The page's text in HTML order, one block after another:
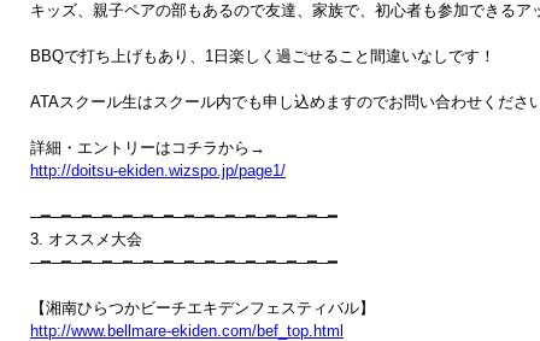
キッズ、親子ペアの部もあるので友達、家族で、初心者も参加できるア
BBQで打ち上げもあり、1日楽しく過ごせること間違いなしです！
ATAスクール生はスクール内でも申し込めますのでお問い合わせくださ
http://doitsu-ekiden.wizspo.jp/page1/
─━─━─━─━─━─━─━─━─━─━─━─━─━─━─━
3. オススメ大会
─━─━─━─━─━─━─━─━─━─━─━─━─━─━─━
http://www.bellmare-ekiden.com/bef_top.html